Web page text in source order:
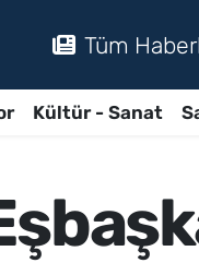
Tüm
Kültür - Sanat